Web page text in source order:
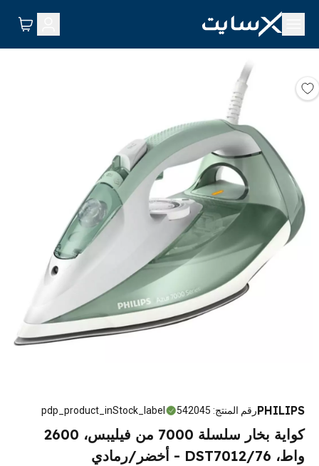
PHILIPSرقم المنتج:
542045
pdp_product_inStock_label
كواية بخار سلسلة 7000 من فيليبس، 2600
واط، DST7012/76 - أخضر/رمادي